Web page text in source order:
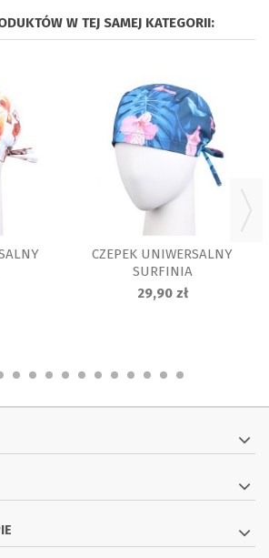
W TEJ SAMEJ KATEGORII:
CZEPEK UNIWERSALNY
SURFINIA
29,90 zł